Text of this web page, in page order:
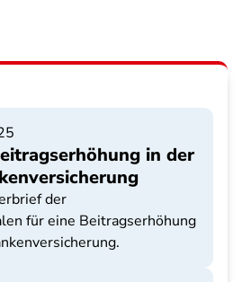
in der
der
für eine Beitragserhöhung